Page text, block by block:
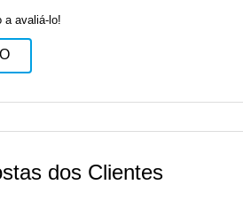
a avaliá-lo!
dos Clientes